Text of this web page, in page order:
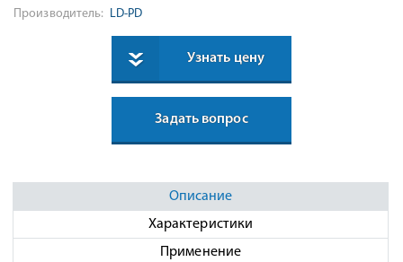
Производитель: LD-PD
Узнать цену
Задать вопрос
Описание
Характеристики
Применение